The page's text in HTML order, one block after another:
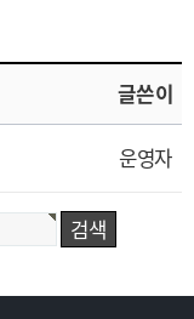
글쓴이
운영자